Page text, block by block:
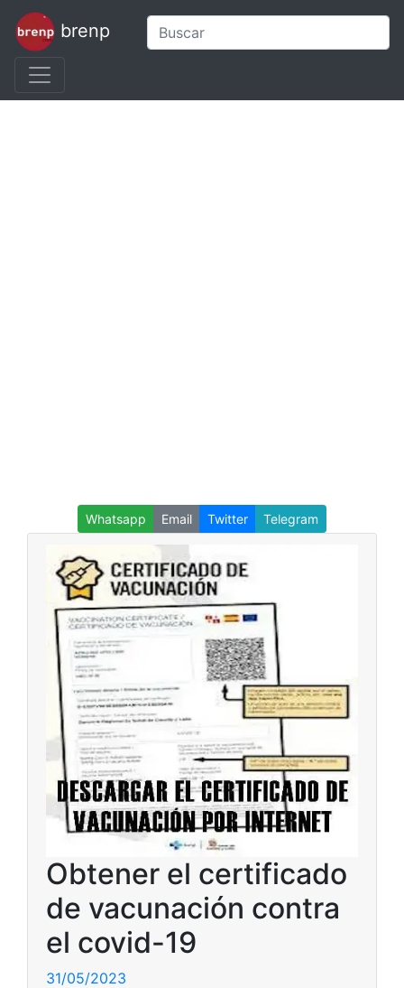
brenp
Whatsapp Email Twitter Telegram
Obtener el certificado
de vacunación contra
el covid-19
31/05/2023